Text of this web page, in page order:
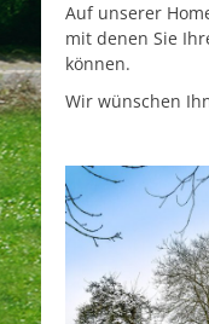
Auf unserer
mit denen Sie
können.
Wir wünschen